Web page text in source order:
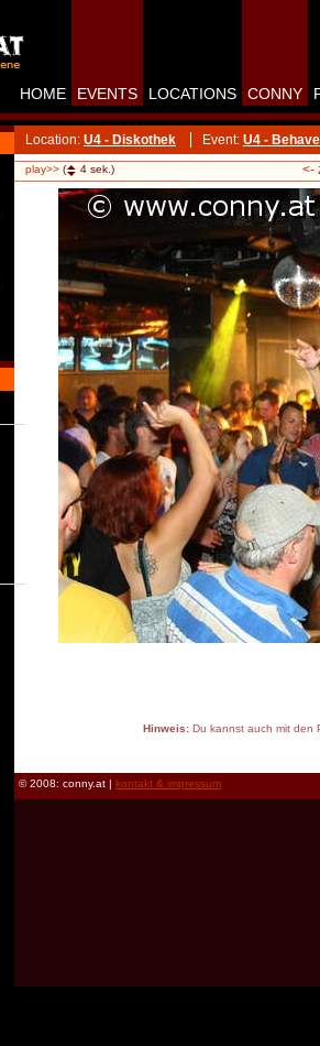
HOME EVENTS LOCATIONS CONNY
Location: U4 - Diskothek Event: U4 -
play>> ( 4 sek.) <-
Hinweis:Du kannst auch mit den
© 2008: conny.at | kontakt & impressum